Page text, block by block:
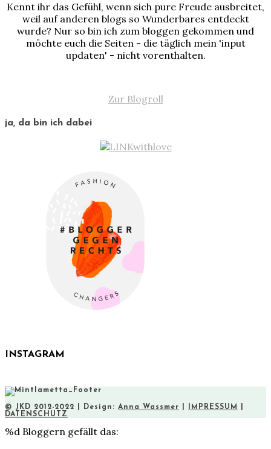
Kennt ihr das Gefühl, wenn sich pure Freude ausbreitet,
weil auf anderen blogs so Wunderbares entdeckt
wurde? Nur so bin ich zum bloggen gekommen und
möchte euch die Seiten - die täglich mein 'input
updaten' - nicht vorenthalten.
Zur Blogroll
ja, da bin ich dabei
INSTAGRAM
© JKD 2012-2022 | Design: Anna Wassmer IMPRESSUM
DATENSCHUTZ
%d Bloggern gefällt das: